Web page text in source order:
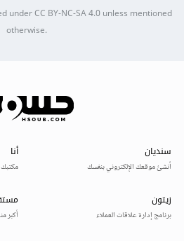
underCC BY-NC-SA 4.0unless mentioned
otherwise.